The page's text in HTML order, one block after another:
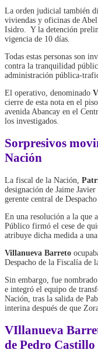
La orden judicial también
viviendas y oficinas de
Isidro. Y la detención
vigencia de 10 días.
Todas estas personas son
contra la tranquilidad
administración pública-
El operativo, denominado
cierre de esta nota en el
avenida Abancay en el
los investigados.
Sorpresivos
Nación
La fiscal de la Nación,
designación de Jaime
gerente central de
En una resolución a la que
Público firmó el cese de
atribuye dicha medida a
Villanueva Barreto
Despacho de la Fiscalía de
Sin embargo, fue
e integró el equipo de
Nación, tras la salida de
interina después de que
VIllanueva
de Pedro Castillo